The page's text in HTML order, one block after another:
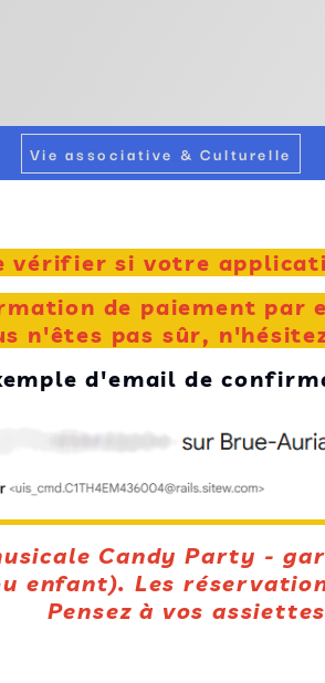
Vie associative & Culturelle
vérifier si votre
de paiement
n'êtes pas sûr,
d'email de
Candy Party -
enfant). Les
Pensez à vos